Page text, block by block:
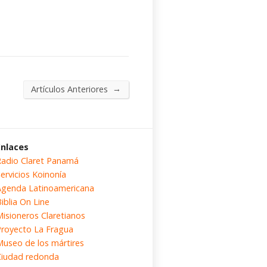
Artículos Anteriores →
Claret Panamá
Koinonía
Latinoamericana
On Line
Claretianos
La Fragua
de los mártires
redonda